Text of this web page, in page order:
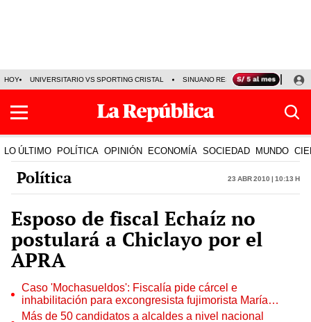
HOY UNIVERSITARIO VS SPORTING CRISTAL SINUANO RESULTADOS HOY
LO ÚLTIMO POLÍTICA OPINIÓN ECONOMÍA SOCIEDAD MUNDO
Política 23 Abr 2010 | 10:13 h
Esposo de fiscal Echaíz no
postulará a Chiclayo por el
APRA
Caso 'Mochasueldos': Fiscalía pide cárcel e
inhabilitación para excongresista fujimorista María
Cordero Jon Tay
Más de 50 candidatos a alcaldes a nivel nacional